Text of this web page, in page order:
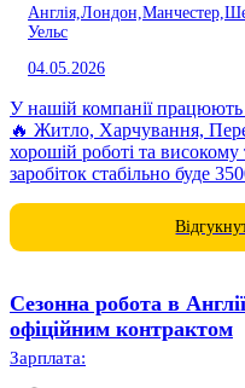
Англія, Лондон, Манчестер,
Уельс
04.05.2026
У нашій компанії працюють
🔥 Житло, Харчування,
хорошій роботі та високому
заробіток стабільно буде
Сезонна робота в
офіційним контрактом
Зарплата: